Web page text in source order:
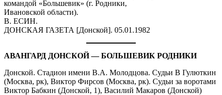
командой «Большевик» (г. Родники,
Ивановской области).
В. ЕСИН.
ДОНСКАЯ ГАЗЕТА [Донской]. 05.01.1982
АВАНГАРД ДОНСКОЙ — БОЛЬШЕВИК РОДНИКИ
Донской. Стадион имени В.А. Молодцова. Судьи В Гулюткин
(Москва, рк), Виктор Фирсов (Москва, рк). Судьи за воротами
Виктор Бабкин (Донской, 1), Василий Макаров (Донской)